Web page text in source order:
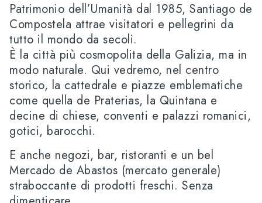
Patrimonio dell’Umanità dal 1985, Santiago de
Compostela attrae visitatori e pellegrini da
tutto il mondo da secoli.
È la città più cosmopolita della Galizia, ma in
modo naturale. Qui vedremo, nel centro
storico, la cattedrale e piazze emblematiche
come quella de Praterias, la Quintana e
decine di chiese, conventi e palazzi romanici,
gotici, barocchi.
E anche negozi, bar, ristoranti e un bel
Mercado de Abastos (mercato generale)
straboccante di prodotti freschi. Senza